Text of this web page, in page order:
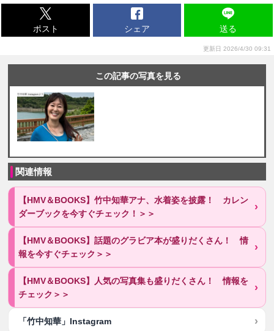
ポスト シェア 送る
更新日 2026/4/30 09:31
この記事の写真を見る
関連情報
【HMV＆BOOKS】竹中知華アナ、水着姿を披露！ カレン
ダーブックを今すぐチェック！＞＞
【HMV＆BOOKS】話題のグラビア本が盛りだくさん！ 情
報を今すぐチェック＞＞
【HMV＆BOOKS】人気の写真集も盛りだくさん！ 情報を
チェック＞＞
「竹中知華」Instagram